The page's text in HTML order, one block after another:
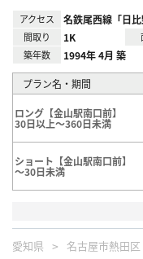
アクセス 名鉄尾西線「日比
間取り 1K
築年数 1994年 4月 築
プラン名・期間
ロング【金山駅南口前】
30日以上～360日未満
ショート【金山駅南口前】
～30日未満
愛知県 名古屋市熱田区